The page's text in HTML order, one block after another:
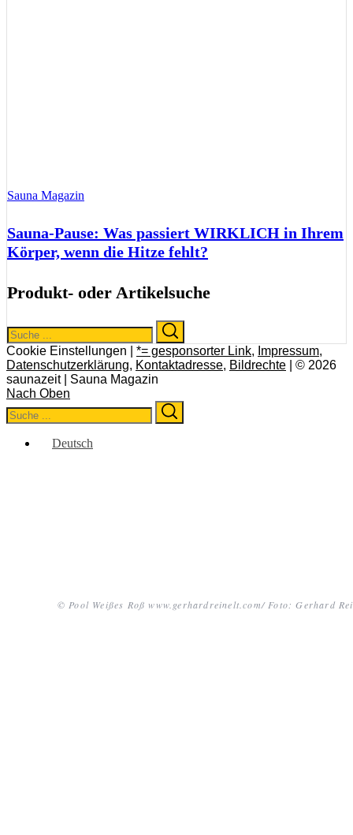
© Pool Weißes Roß www.gerhardreinelt.com/ Foto: Gerhard
Sauna Magazin
Sauna-Pause: Was passiert WIRKLICH in Ihrem
Körper, wenn die Hitze fehlt?
Produkt- oder Artikelsuche
Search
for:
Cookie Einstellungen | *= gesponsorter Link, Impressum,
Datenschutzerklärung, Kontaktadresse, Bildrechte | © 2026
saunazeit | Sauna Magazin
Nach Oben
Search
for:
Deutsch